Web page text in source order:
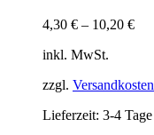
4,30 € – 10,20 €
inkl. MwSt.
zzgl. Versandkosten
Lieferzeit: 3-4 Tage